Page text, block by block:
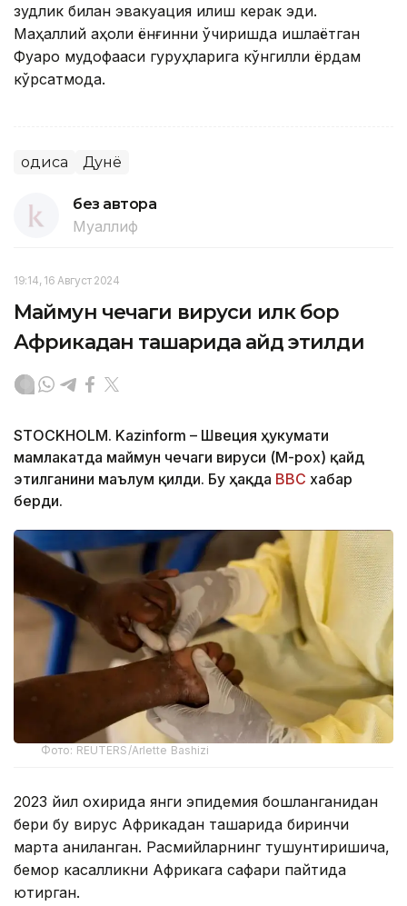
зудлик билан эвакуация қилиш керак эди.
Маҳаллий аҳоли ёнғинни ўчиришда ишлаётган
Фуқаро мудофааси гуруҳларига кўнгилли ёрдам
кўрсатмоқда.
Ҳодиса Дунё
без автора
Муаллиф
19:14, 16 Август 2024
Маймун чечаги вируси илк бор
Африкадан ташқарида қайд этилди
STOCKHOLM. Kazinform – Швеция ҳукумати
мамлакатда маймун чечаги вируси (M-pox) қайд
этилганини маълум қилди. Бу ҳақда BBC хабар
берди.
Фото: REUTERS/Arlette Bashizi
2023 йил охирида янги эпидемия бошланганидан
бери бу вирус Африкадан ташқарида биринчи
марта аниқланган. Расмийларнинг тушунтиришича,
бемор касалликни Африкага сафари пайтида
юқтирган.